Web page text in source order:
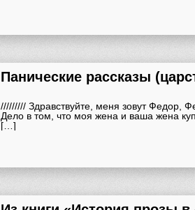
Панические рассказы
///////// Здравствуйте, меня зовут Федор,
Дело в том, что моя жена и ваша жена
[…]